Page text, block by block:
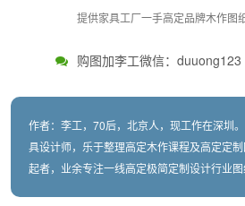
提供家具工厂一手高定品牌木作图
购图加李工微信：
作者：李工，70后，北京人，现工作在深圳
具设计师，乐于整理高定木作课程及高定定
起者，业余专注一线高定极简定制设计行业图